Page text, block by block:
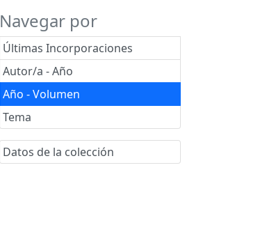
Navegar por
Últimas Incorporaciones
Autor/a - Año
Año - Volumen
Tema
Datos de la colección